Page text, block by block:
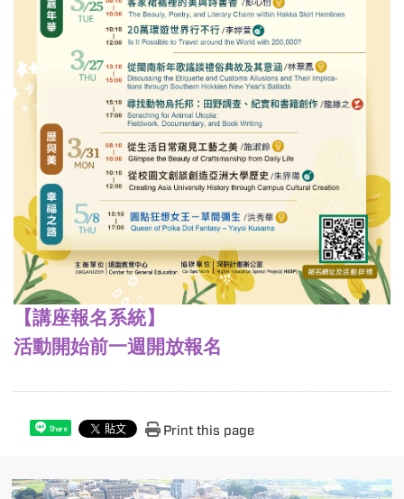
【講座報名系統】
活動開始前一週開放報名
Share Print this page